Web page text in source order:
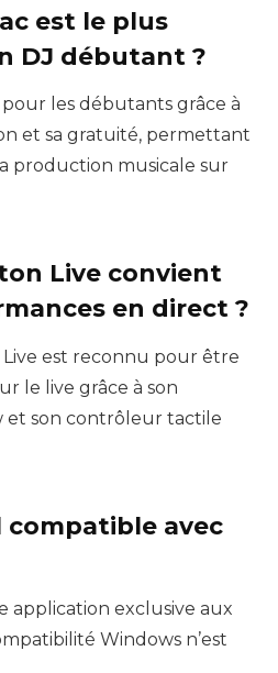
est le plus
DJ débutant ?
les débutants grâce à
et sa gratuité, permettant
production musicale sur
Live convient
en direct ?
est reconnu pour être
le live grâce à son
et son contrôleur tactile
compatible avec
application exclusive aux
Windows n’est